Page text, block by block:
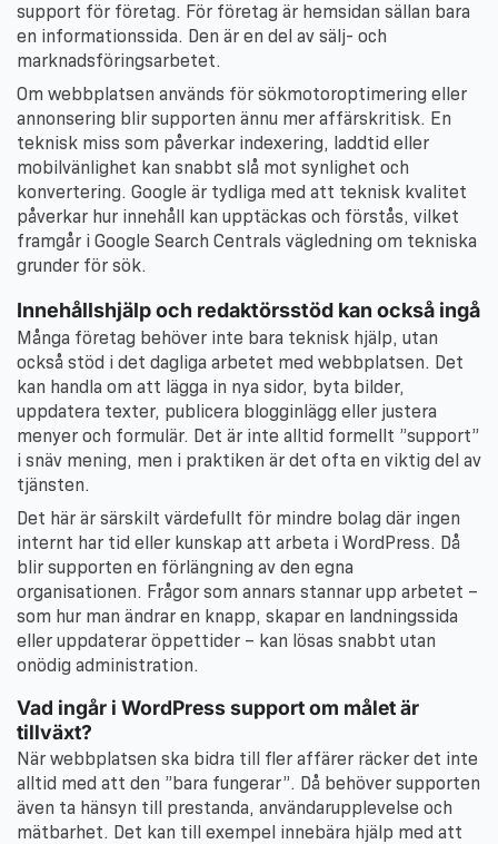
support för företag. För företag är hemsidan sällan bara
en informationssida. Den är en del av sälj- och
marknadsföringsarbetet.
Om webbplatsen används för sökmotoroptimering eller
annonsering blir supporten ännu mer affärskritisk. En
teknisk miss som påverkar indexering, laddtid eller
mobilvänlighet kan snabbt slå mot synlighet och
konvertering. Google är tydliga med att teknisk kvalitet
påverkar hur innehåll kan upptäckas och förstås, vilket
framgår i Google Search Centrals vägledning om tekniska
grunder för sök.
Innehållshjälp och redaktörsstöd kan också ingå
Många företag behöver inte bara teknisk hjälp, utan
också stöd i det dagliga arbetet med webbplatsen. Det
kan handla om att lägga in nya sidor, byta bilder,
uppdatera texter, publicera blogginlägg eller justera
menyer och formulär. Det är inte alltid formellt ”support”
i snäv mening, men i praktiken är det ofta en viktig del av
tjänsten.
Det här är särskilt värdefullt för mindre bolag där ingen
internt har tid eller kunskap att arbeta i WordPress. Då
blir supporten en förlängning av den egna
organisationen. Frågor som annars stannar upp arbetet –
som hur man ändrar en knapp, skapar en landningssida
eller uppdaterar öppettider – kan lösas snabbt utan
onödig administration.
Vad ingår i WordPress support om målet är
tillväxt?
När webbplatsen ska bidra till fler affärer räcker det inte
alltid med att den ”bara fungerar”. Då behöver supporten
även ta hänsyn till prestanda, användarupplevelse och
mätbarhet. Det kan till exempel innebära hjälp med att